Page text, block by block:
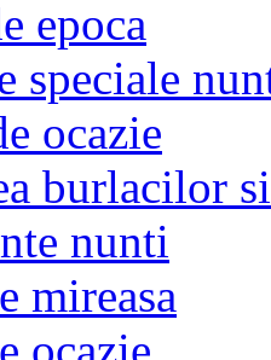
epoca
speciale
ocazie
burlacilor
nunti
mireasa
ocazie